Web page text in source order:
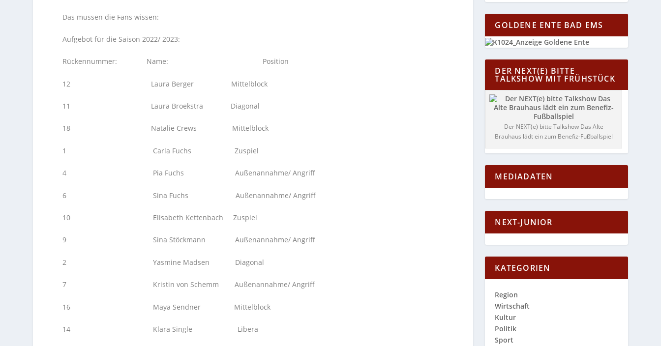
Das müssen die Fans wissen:
Aufgebot für die Saison 2022/ 2023:
Rückennummer: Name: Position
12 Laura Berger Mittelblock
11 Laura Broekstra Diagonal
18 Natalie Crews Mittelblock
1 Carla Fuchs Zuspiel
4 Pia Fuchs Außenannahme/ Angriff
6 Sina Fuchs Außenannahme/ Angriff
10 Elisabeth Kettenbach Zuspiel
9 Sina Stöckmann Außenannahme/ Angriff
2 Yasmine Madsen Diagonal
7 Kristin von Schemm Außenannahme/ Angriff
16 Maya Sendner Mittelblock
14 Klara Single Libera
GOLDENE ENTE BAD EMS
DER NEXT(E) BITTE
TALKSHOW MIT FRÜHSTÜCK
Der NEXT(e) bitte Talkshow Das Alte
Brauhaus lädt ein zum Benefiz-Fußballspiel
MEDIADATEN
NEXT-JUNIOR
KATEGORIEN
Region
Wirtschaft
Kultur
Politik
Sport